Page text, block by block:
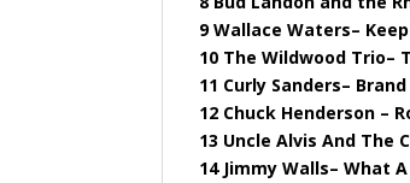
9 Wallace Waters–
10 The Wildwood Trio–
11 Curly Sanders–
12 Chuck Henderson –
13 Uncle Alvis And The
14 Jimmy Walls– What